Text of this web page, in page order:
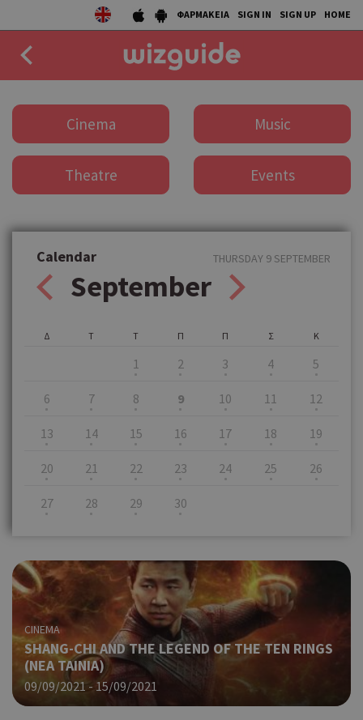
ΦΑΡΜΑΚΕΙΑ SIGN IN SIGN UP HOME
DRINK
COLLECTIONS
STORIES
Cinema Music
Theatre Events
Calendar
September
THURSDAY 9 SEPTEMBER
Δ Τ Τ
1
Π
2
Π
3
Σ
4
Κ
5
6 7 8 9 10 11 12
13 14 15 16 17 18 19
20 21 22 23 24 25 26
27 28 29 30
CINEMA
SHANG-CHI AND THE LEGEND OF THE TEN RINGS
(NΕΑ ΤΑΙΝΙΑ)
09/09/2021 - 15/09/2021